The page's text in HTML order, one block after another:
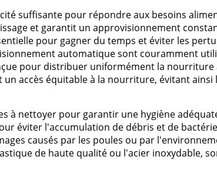
suffisante pour répondre aux besoins
et garantit un approvisionnement
pour gagner du temps et éviter les
automatique sont couramment
pour distribuer uniformément la nourriture
accès équitable à la nourriture, évitant
à nettoyer pour garantir une hygiène
éviter l'accumulation de débris et de
causés par les poules ou par
de haute qualité ou l'acier inoxydable,